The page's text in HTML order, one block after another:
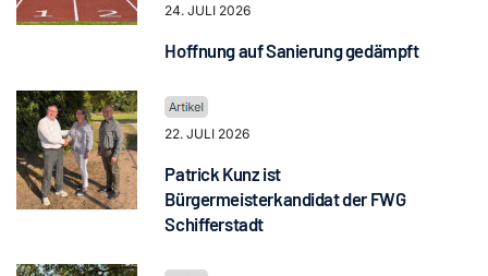
24. JULI 2026
Hoffnung auf Sanierung gedämpft
22. JULI 2026
Patrick Kunz ist
Bürgermeisterkandidat der FWG
Schifferstadt